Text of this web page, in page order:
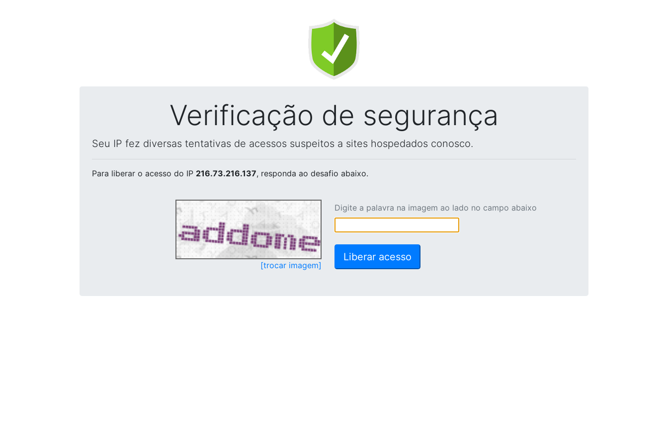
Verificação de segurança
Seu IP fez diversas tentativas de acessos suspeitos a sites hospedados conosco.
Para liberar o acesso do IP 216.73.216.137, responda ao desafio abaixo.
[trocar imagem]
Digite a palavra na imagem ao lado no campo abaixo